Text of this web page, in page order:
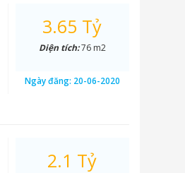
3.65 Tỷ
Diện tích:76 m2
Ngày đăng: 20-06-2020
2.1 Tỷ